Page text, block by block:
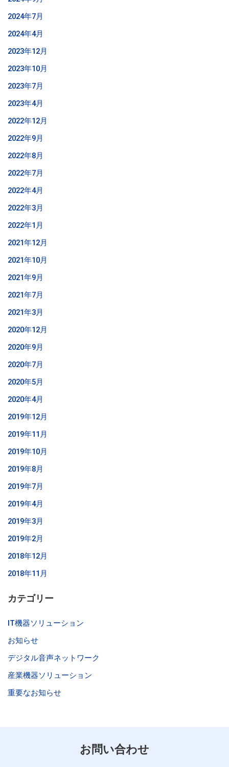
2024年7月
2024年4月
2023年12月
2023年10月
2023年7月
2023年4月
2022年12月
2022年9月
2022年8月
2022年7月
2022年4月
2022年3月
2022年1月
2021年12月
2021年10月
2021年9月
2021年7月
2021年3月
2020年12月
2020年9月
2020年7月
2020年5月
2020年4月
2019年12月
2019年11月
2019年10月
2019年8月
2019年7月
2019年4月
2019年3月
2019年2月
2018年12月
2018年11月
カテゴリー
IT機器ソリューション
お知らせ
デジタル音声ネットワーク
産業機器ソリューション
重要なお知らせ
お問い合わせ